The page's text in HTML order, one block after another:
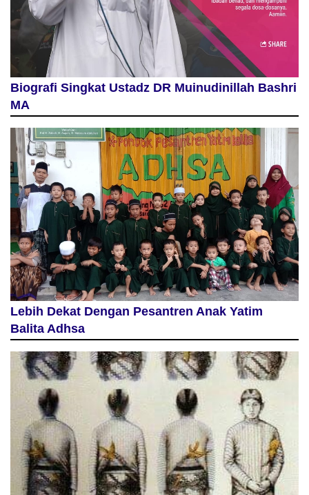
Biografi Singkat Ustadz DR Muinudinillah Bashri
MA
Lebih Dekat Dengan Pesantren Anak Yatim
Balita Adhsa